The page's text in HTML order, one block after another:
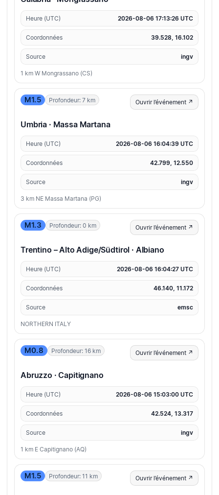
Heure (UTC) 2026-08-06 17:13:26 UTC
Coordonnées 39.528, 16.102
Source ingv
1 km W Mongrassano (CS)
M1.5 Profondeur: 7 km Ouvrir l’événement ↗
Umbria · Massa Martana
Heure (UTC) 2026-08-06 16:04:39 UTC
Coordonnées 42.799, 12.550
Source ingv
3 km NE Massa Martana (PG)
M1.3 Profondeur: 0 km Ouvrir l’événement ↗
Trentino – Alto Adige/Südtirol · Albiano
Heure (UTC) 2026-08-06 16:04:27 UTC
Coordonnées 46.140, 11.172
Source emsc
NORTHERN ITALY
M0.8 Profondeur: 16 km Ouvrir l’événement ↗
Abruzzo · Capitignano
Heure (UTC) 2026-08-06 15:03:00 UTC
Coordonnées 42.524, 13.317
Source ingv
1 km E Capitignano (AQ)
M1.5 Profondeur: 11 km Ouvrir l’événement ↗